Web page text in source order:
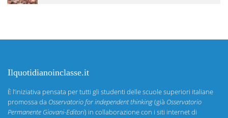
Ilquotidianoinclasse.it
È l’iniziativa pensata per tutti gli studenti delle scuole superiori italiane
promossa da Osservatorio for independent thinking(già Osservatorio
Permanente Giovani-Editori) in collaborazione con i siti internet di